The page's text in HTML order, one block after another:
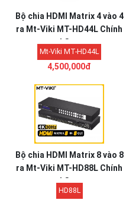
Bộ chia HDMI Matrix 4 vào 4
ra Mt-Viki MT-HD44L Chính
hãng
Mt-Viki MT-HD44L
4,500,000đ
Bộ chia HDMI Matrix 8 vào 8
ra Mt-Viki MT-HD88L Chính
hãng
HD88L